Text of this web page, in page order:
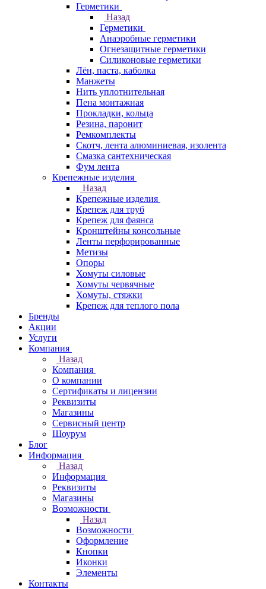
Герметики
Назад
Герметики
Анаэробные герметики
Огнезащитные герметики
Силиконовые герметики
Лён, паста, каболка
Манжеты
Нить уплотнительная
Пена монтажная
Прокладки, кольца
Резина, паронит
Ремкомплекты
Скотч, лента алюминиевая, изолента
Смазка сантехническая
Фум лента
Крепежные изделия
Назад
Крепежные изделия
Крепеж для труб
Крепеж для фаянса
Кронштейны консольные
Ленты перфорированные
Метизы
Опоры
Хомуты силовые
Хомуты червячные
Хомуты, стяжки
Крепеж для теплого пола
Бренды
Акции
Услуги
Компания
Назад
Компания
О компании
Сертификаты и лицензии
Реквизиты
Магазины
Сервисный центр
Шоурум
Блог
Информация
Назад
Информация
Реквизиты
Магазины
Возможности
Назад
Возможности
Оформление
Кнопки
Иконки
Элементы
Контакты